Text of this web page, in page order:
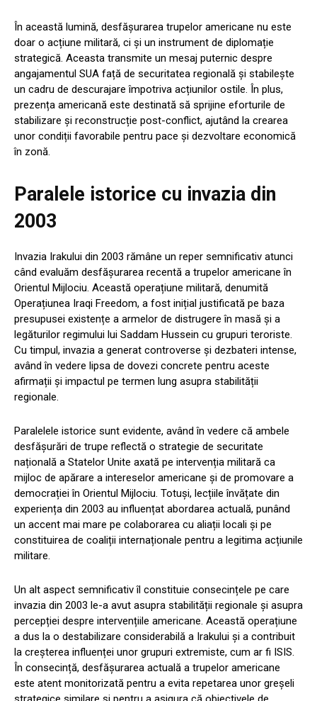
În această lumină, desfășurarea trupelor americane nu este
doar o acțiune militară, ci și un instrument de diplomație
strategică. Aceasta transmite un mesaj puternic despre
angajamentul SUA față de securitatea regională și stabilește
un cadru de descurajare împotriva acțiunilor ostile. În plus,
prezența americană este destinată să sprijine eforturile de
stabilizare și reconstrucție post-conflict, ajutând la crearea
unor condiții favorabile pentru pace și dezvoltare economică
în zonă.
Paralele istorice cu invazia din
2003
Invazia Irakului din 2003 rămâne un reper semnificativ atunci
când evaluăm desfășurarea recentă a trupelor americane în
Orientul Mijlociu. Această operațiune militară, denumită
Operațiunea Iraqi Freedom, a fost inițial justificată pe baza
presupusei existențe a armelor de distrugere în masă și a
legăturilor regimului lui Saddam Hussein cu grupuri teroriste.
Cu timpul, invazia a generat controverse și dezbateri intense,
având în vedere lipsa de dovezi concrete pentru aceste
afirmații și impactul pe termen lung asupra stabilității
regionale.
Paralelele istorice sunt evidente, având în vedere că ambele
desfășurări de trupe reflectă o strategie de securitate
națională a Statelor Unite axată pe intervenția militară ca
mijloc de apărare a intereselor americane și de promovare a
democrației în Orientul Mijlociu. Totuși, lecțiile învățate din
experiența din 2003 au influențat abordarea actuală, punând
un accent mai mare pe colaborarea cu aliații locali și pe
constituirea de coaliții internaționale pentru a legitima acțiunile
militare.
Un alt aspect semnificativ îl constituie consecințele pe care
invazia din 2003 le-a avut asupra stabilității regionale și asupra
percepției despre intervențiile americane. Această operațiune
a dus la o destabilizare considerabilă a Irakului și a contribuit
la creșterea influenței unor grupuri extremiste, cum ar fi ISIS.
În consecință, desfășurarea actuală a trupelor americane
este atent monitorizată pentru a evita repetarea unor greșeli